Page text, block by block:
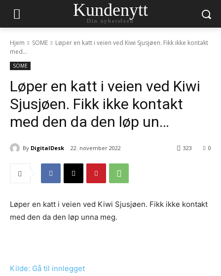
Kundenytt
Din nyhetsfeed
Hjem SOME
Løper en katt i veien ved Kiwi Sjusjøen. Fikk ikke kontakt
med...
SOME
Løper en katt i veien ved Kiwi
Sjusjøen. Fikk ikke kontakt
med den da den løp un…
By DigitalDesk 22. november 2022 0
323
Løper en katt i veien ved Kiwi Sjusjøen. Fikk ikke kontakt
med den da den løp unna meg.
Kilde: Gå til innlegget